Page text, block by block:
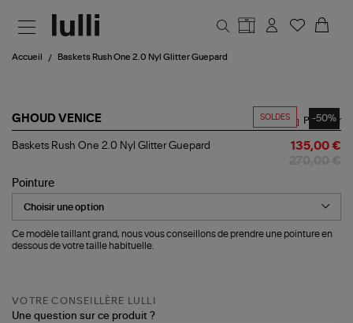
Accueil Baskets Rush One 2.0 Nyl Glitter Guepard
SOLDES -50%
GHOUD VENICE
Baskets
2.0
Nyl
Glitter
Guepard
Partager
Baskets Rush One 2.0 Nyl Glitter Guepard 135,00 €
Pointure
Ce modèle taillant grand, nous vous conseillons de prendre une pointure en
dessous de votre taille habituelle.
VOTRE CONSEILLÈRE LULLI
Une question sur ce produit ?